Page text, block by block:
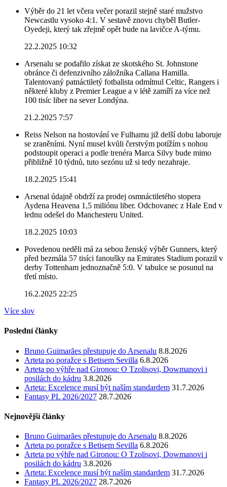
Výběr do 21 let včera večer porazil stejně staré mužstvo
Newcastlu vysoko 4:1. V sestavě znovu chyběl Butler-
Oyedeji, který tak zřejmě opět bude na lavičce A-týmu.
22.2.2025 10:32
Arsenalu se podařilo získat ze skotského St. Johnstone
obránce či defenzivního záložníka Callana Hamilla.
Talentovaný patnáctiletý fotbalista odmítnul Celtic, Rangers i
některé kluby z Premier League a v létě zamíří za více než
100 tisíc liber na sever Londýna.
21.2.2025 7:57
Reiss Nelson na hostování ve Fulhamu již delší dobu laboruje
se zraněními. Nyní musel kvůli čerstvým potížím s nohou
podstoupit operaci a podle trenéra Marca Silvy bude mimo
přibližně 10 týdnů, tuto sezónu už si tedy nezahraje.
18.2.2025 15:41
Arsenal údajně obdrží za prodej osmnáctiletého stopera
Aydena Heavena 1,5 miliónu liber. Odchovanec z Hale End v
lednu odešel do Manchesteru United.
18.2.2025 10:03
Povedenou neděli má za sebou ženský výběr Gunners, který
před bezmála 57 tisíci fanoušky na Emirates Stadium porazil v
derby Tottenham jednoznačně 5:0. V tabulce se posunul na
třetí místo.
16.2.2025 22:25
Více slov
Poslední články
Bruno Guimarães přestupuje do Arsenalu 8.8.2026
Arteta po poražce s Betisem Sevilla 6.8.2026
Arteta po výhře nad Gironou: O Tzolisovi, Dowmanovi i
posilách do kádru 3.8.2026
Arteta: Excelence musí být naším standardem 31.7.2026
Fantasy PL 2026/2027 28.7.2026
Nejnovější články
Bruno Guimarães přestupuje do Arsenalu 8.8.2026
Arteta po poražce s Betisem Sevilla 6.8.2026
Arteta po výhře nad Gironou: O Tzolisovi, Dowmanovi i
posilách do kádru 3.8.2026
Arteta: Excelence musí být naším standardem 31.7.2026
Fantasy PL 2026/2027 28.7.2026